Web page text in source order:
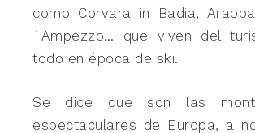
como Corvara in Badia,
´Ampezzo… que viven del
todo en época de ski.
Se dice que son las
espectaculares de Europa, a